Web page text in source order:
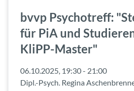
bvvp Psychotreff:
für PiA und
KliPP-Master"
06.10.2025, 19:30 - 21:00
Dipl.-Psych. Regina